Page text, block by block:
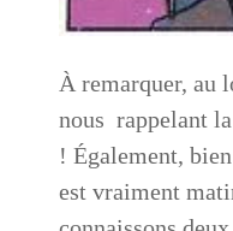
À remarquer, au
nous rappelant
! Également,
est vraiment